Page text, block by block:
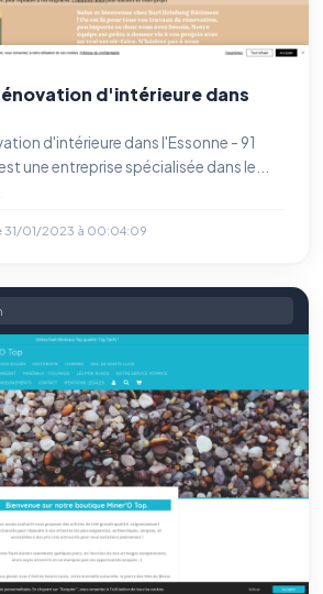
d'intérieure dans
d'intérieure dans l'Essonne - 91
une entreprise spécialisée dans le...
31/01/2023 à 00:04:09